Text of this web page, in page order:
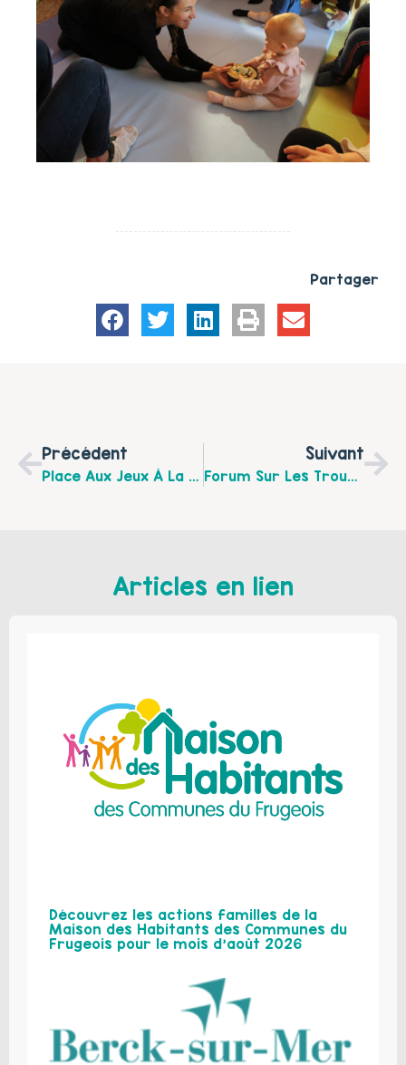
Partager
Précédent
Place Aux Jeux À La Maison Des Jeunes Et Culture À Calais, Mercredi 19 Octobre Après-Midi.
Suivant
Forum Sur Les Troubles Dys, Samedi 19 Novembre Au Forum Gambetta À Calais De 9h30 À 16h30.
Articles en lien
Découvrez les actions familles de la
Maison des Habitants des Communes du
Frugeois pour le mois d’août 2026